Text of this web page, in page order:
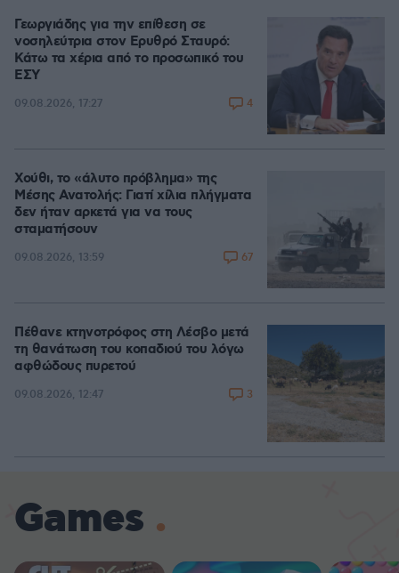
Γεωργιάδης για την επίθεση σε
νοσηλεύτρια στον Ερυθρό Σταυρό:
Κάτω τα χέρια από το προσωπικό του
ΕΣΥ
09.08.2026, 17:27 4
Χούθι, το «άλυτο πρόβλημα» της
Μέσης Ανατολής: Γιατί χίλια πλήγματα
δεν ήταν αρκετά για να τους
σταματήσουν
09.08.2026, 13:59 67
Πέθανε κτηνοτρόφος στη Λέσβο μετά
τη θανάτωση του κοπαδιού του λόγω
αφθώδους πυρετού
09.08.2026, 12:47 3
Games